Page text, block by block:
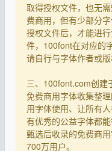
取得授权文件，也无
费商用，但有少部分
授权文件后，才能进
件，100font在对应的
请自行与字体作者或版
三、100font.com创建
免费商用字体收集整
用字体使用、让所有
有优秀的公益字体都
甄选后收录的免费商
700万用户。